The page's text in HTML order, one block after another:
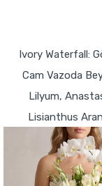
Ivory Waterfall:
Cam Vazoda
Lilyum,
Lisianthus